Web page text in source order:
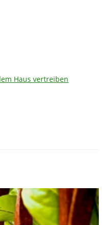
Haus vertreiben